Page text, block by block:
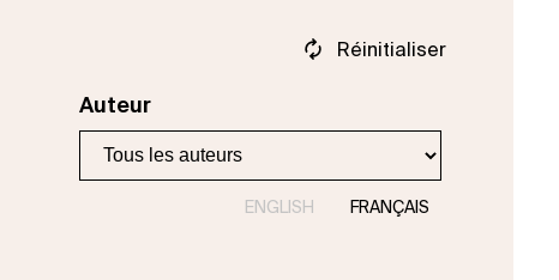
Auteur
Réinitialiser
ENGLISH FRANÇAIS